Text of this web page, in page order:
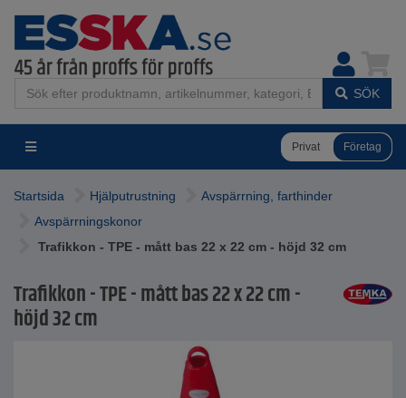
SÖK
Privat Företag
Startsida Hjälputrustning
Avspärrning, farthinder
Avspärrningskonor
Trafikkon - TPE - mått bas 22 x 22 cm - höjd 32 cm
Trafikkon - TPE - mått bas 22 x 22 cm -
höjd 32 cm